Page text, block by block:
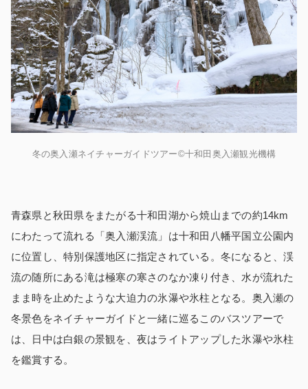
冬の奥入瀬ネイチャーガイドツアー©十和田奥入瀬観光機構
青森県と秋田県をまたがる十和田湖から焼山までの約14km
にわたって流れる「奥入瀬渓流」は十和田八幡平国立公園内
に位置し、特別保護地区に指定されている。冬になると、渓
流の随所にある滝は極寒の寒さのなか凍り付き、水が流れた
まま時を止めたような大迫力の氷瀑や氷柱となる。奥入瀬の
冬景色をネイチャーガイドと一緒に巡るこのバスツアーで
は、日中は白銀の景観を、夜はライトアップした氷瀑や氷柱
を鑑賞する。